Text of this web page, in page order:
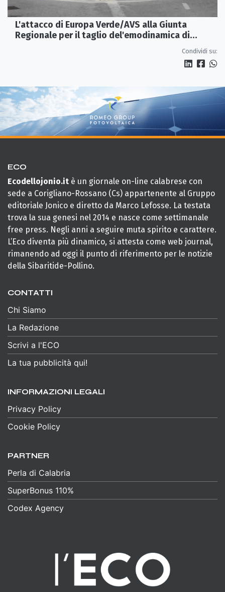
L'attacco di Europa Verde/AVS alla Giunta
Regionale per il taglio del'emodinamica di
Condividi su:
ECO
Ecodellojonio.it è un giornale on-line calabrese con
sede a Corigliano-Rossano (Cs) appartenente al Gruppo
editoriale Jonico e diretto da Marco Lefosse. La testata
trova la sua genesi nel 2014 e nasce come settimanale
free press. Negli anni a seguire muta spirito e carattere.
L’Eco diventa più dinamico, si attesta come web journal,
rimanendo ad oggi il punto di riferimento per le notizie
della Sibaritide-Pollino.
CONTATTI
Chi Siamo
La Redazione
Scrivi a l'ECO
La tua pubblicità qui!
INFORMAZIONI LEGALI
Privacy Policy
Cookie Policy
PARTNER
Perla di Calabria
SuperBonus 110%
Codex Agency